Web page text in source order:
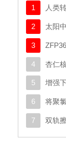
1 人类转
2 太阳中普
3
4 杏仁核星
5 增强
6 将聚氯
7 双轨